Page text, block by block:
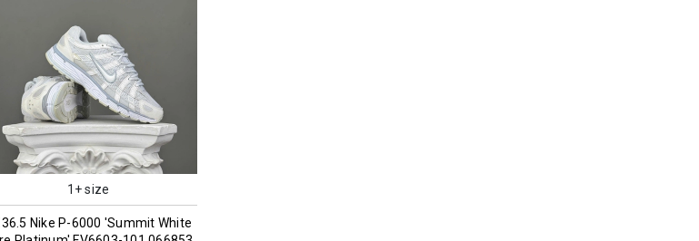
1+ size
Nike P-6000 'Summit White